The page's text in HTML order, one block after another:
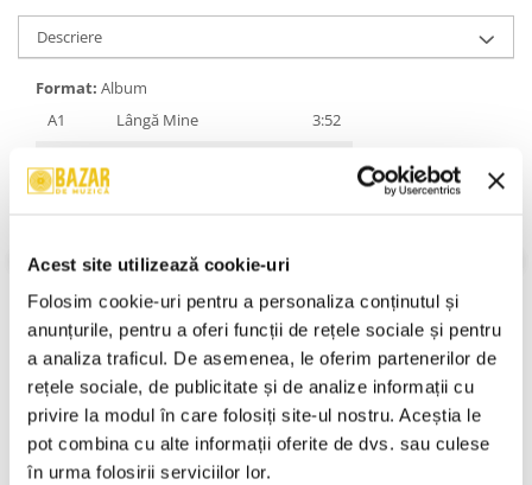
Acest site utilizează cookie-uri
Folosim cookie-uri pentru a personaliza conținutul și
anunțurile, pentru a oferi funcții de rețele sociale și pentru
a analiza traficul. De asemenea, le oferim partenerilor de
rețele sociale, de publicitate și de analize informații cu
privire la modul în care folosiți site-ul nostru. Aceștia le
pot combina cu alte informații oferite de dvs. sau culese
în urma folosirii serviciilor lor.
Descriere
Format: Album
A1
Lângă Mine
3:52
B2
Cântec Pentru Iisus
2:57
B3
Te Așteaptă Cineva
4:04
B4
Undeva, Cândva (Remix) 3:48
VEZI MAI MULT
An Lansare: 2002
Stil:Stil: